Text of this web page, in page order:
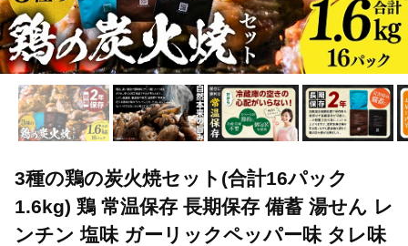
3種の鶏の炭火焼セット(合計16パック
1.6kg) 鶏 常温保存 長期保存 備蓄 湯せん レ
ンチン 塩味 ガーリックペッパー味 タレ味